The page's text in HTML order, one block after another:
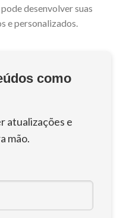
desenvolver suas
e personalizados.
como
atualizações e
mão.